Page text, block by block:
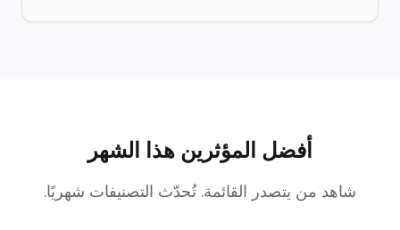
أفضل المؤثرين هذا الشهر
شاهد من يتصدر القائمة. تُحدّث التصنيفات شهريًا.